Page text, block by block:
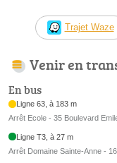
Trajet Waze
Venir en
En bus
Ligne 63, à 183 m
Arrêt Ecole - 35 Boulevard
Ligne T3, à 27 m
Arrêt Domaine Sainte-Anne -